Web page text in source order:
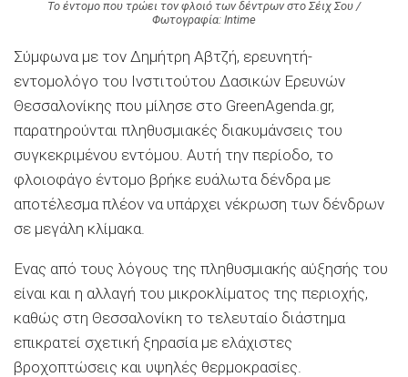
Το έντομο που τρώει τον φλοιό των δέντρων στο Σέιχ Σου /
Φωτογραφία: Intime
Σύμφωνα με τον Δημήτρη Αβτζή, ερευνητή-
εντομολόγο του Ινστιτούτου Δασικών Ερευνών
Θεσσαλονίκης που μίλησε στο GreenAgenda.gr,
παρατηρούνται πληθυσμιακές διακυμάνσεις του
συγκεκριμένου εντόμου. Αυτή την περίοδο, το
φλοιοφάγο έντομο βρήκε ευάλωτα δένδρα με
αποτέλεσμα πλέον να υπάρχει νέκρωση των δένδρων
σε μεγάλη κλίμακα.
Ενας από τους λόγους της πληθυσμιακής αύξησής του
είναι και η αλλαγή του μικροκλίματος της περιοχής,
καθώς στη Θεσσαλονίκη το τελευταίο διάστημα
επικρατεί σχετική ξηρασία με ελάχιστες
βροχοπτώσεις και υψηλές θερμοκρασίες.